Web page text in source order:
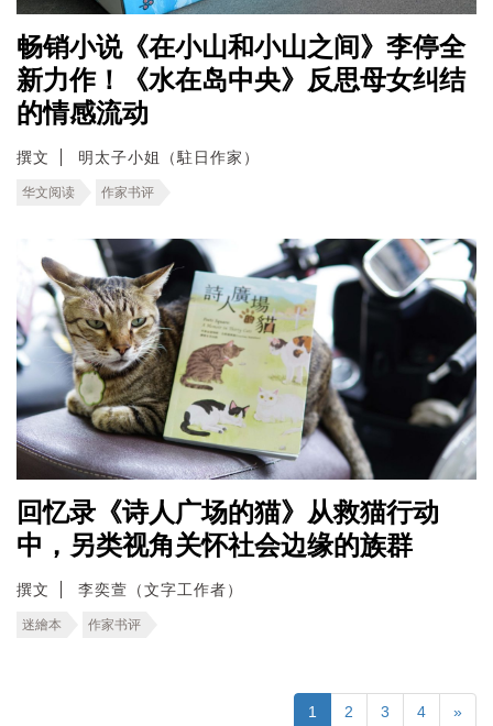
畅销小说《在小山和小山之间》李停全
新力作！《水在岛中央》反思母女纠结
的情感流动
撰文 明太子小姐（駐日作家）
华文阅读 作家书评
回忆录《诗人广场的猫》从救猫行动
中，另类视角关怀社会边缘的族群
撰文 李奕萱（文字工作者）
迷繪本 作家书评
1 2 3 4 »